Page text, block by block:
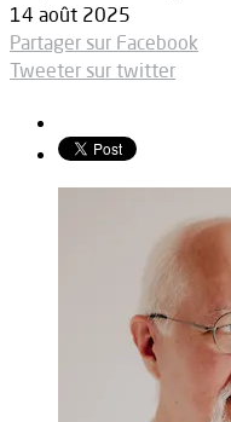
14 août 2025
Partager sur Facebook
Tweeter sur twitter